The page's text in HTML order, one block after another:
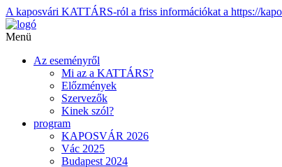
A kaposvári KATTÁRS-ról a friss információkat a https://
Menü
Az eseményről
Mi az a KATTÁRS?
Előzmények
Szervezők
Kinek szól?
program
KAPOSVÁR 2026
Vác 2025
Budapest 2024